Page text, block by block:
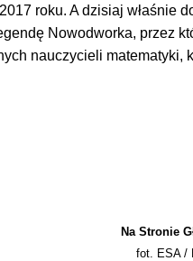
roku. A dzisiaj właśnie
Nowodworka, przez
nauczycieli matematyki,
Na Stronie
fot. ESA /